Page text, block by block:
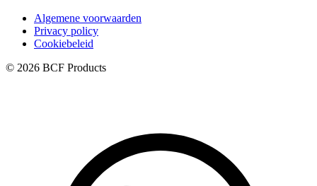
Algemene voorwaarden
Privacy policy
Cookiebeleid
© 2026 BCF Products